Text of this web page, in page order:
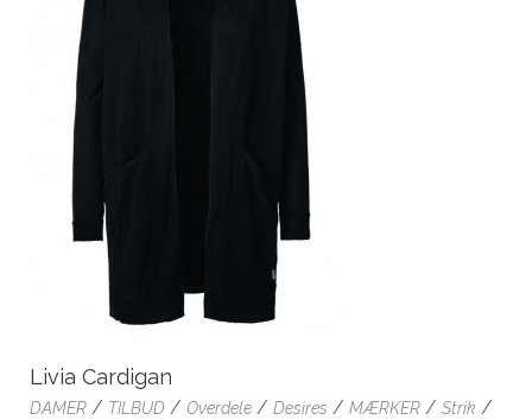
Livia Cardigan
DAMER / TILBUD / Overdele / Desires / MÆRKER / Strik /